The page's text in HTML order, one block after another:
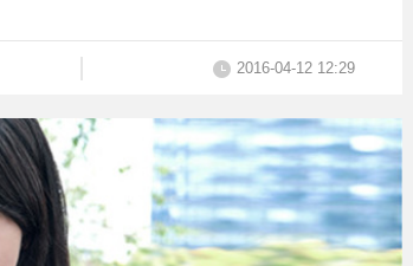
2016-04-12 12:29